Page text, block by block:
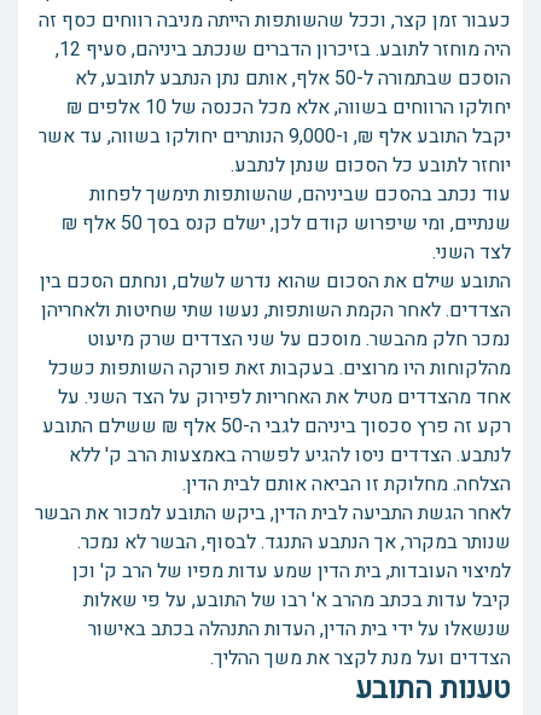
כעבור זמן קצר, וככל שהשותפות הייתה מניבה רווחים כסף זה
היה מוחזר לתובע. בזיכרון הדברים שנכתב ביניהם, סעיף 12,
הוסכם שבתמורה ל-50 אלף, אותם נתן הנתבע לתובע, לא
יחולקו הרווחים בשווה, אלא מכל הכנסה של 10 אלפים ₪
יקבל התובע אלף ₪, ו-9,000 הנותרים יחולקו בשווה, עד אשר
יוחזר לתובע כל הסכום שנתן לנתבע.
עוד נכתב בהסכם שביניהם, שהשותפות תימשך לפחות
שנתיים, ומי שיפרוש קודם לכן, ישלם קנס בסך 50 אלף ₪
לצד השני.
התובע שילם את הסכום שהוא נדרש לשלם, ונחתם הסכם בין
הצדדים. לאחר הקמת השותפות, נעשו שתי שחיטות ולאחריהן
נמכר חלק מהבשר. מוסכם על שני הצדדים שרק מיעוט
מהלקוחות היו מרוצים. בעקבות זאת פורקה השותפות כשכל
אחד מהצדדים מטיל את האחריות לפירוק על הצד השני. על
רקע זה פרץ סכסוך ביניהם לגבי ה-50 אלף ₪ ששילם התובע
לנתבע. הצדדים ניסו להגיע לפשרה באמצעות הרב ק' ללא
הצלחה. מחלוקת זו הביאה אותם לבית הדין.
לאחר הגשת התביעה לבית הדין, ביקש התובע למכור את הבשר
שנותר במקרר, אך הנתבע התנגד. לבסוף, הבשר לא נמכר.
למיצוי העובדות, בית הדין שמע עדות מפיו של הרב ק' וכן
קיבל עדות בכתב מהרב א' רבו של התובע, על פי שאלות
שנשאלו על ידי בית הדין, העדות התנהלה בכתב באישור
הצדדים ועל מנת לקצר את משך ההליך.
טענות התובע